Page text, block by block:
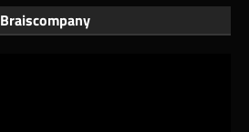
Braiscompany